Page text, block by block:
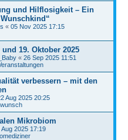
und Hilflosigkeit – Ein
« 05 Nov 2025 17:15
19. Oktober 2025
« 26 Sep 2025 11:51
verbessern – mit den
Aug 2025 20:25
Mikrobiom
Aug 2025 17:19